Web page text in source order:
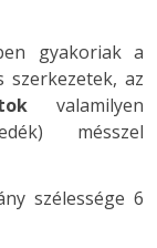
gyakoriak a
az
valamilyen
mésszel
szélessége 6